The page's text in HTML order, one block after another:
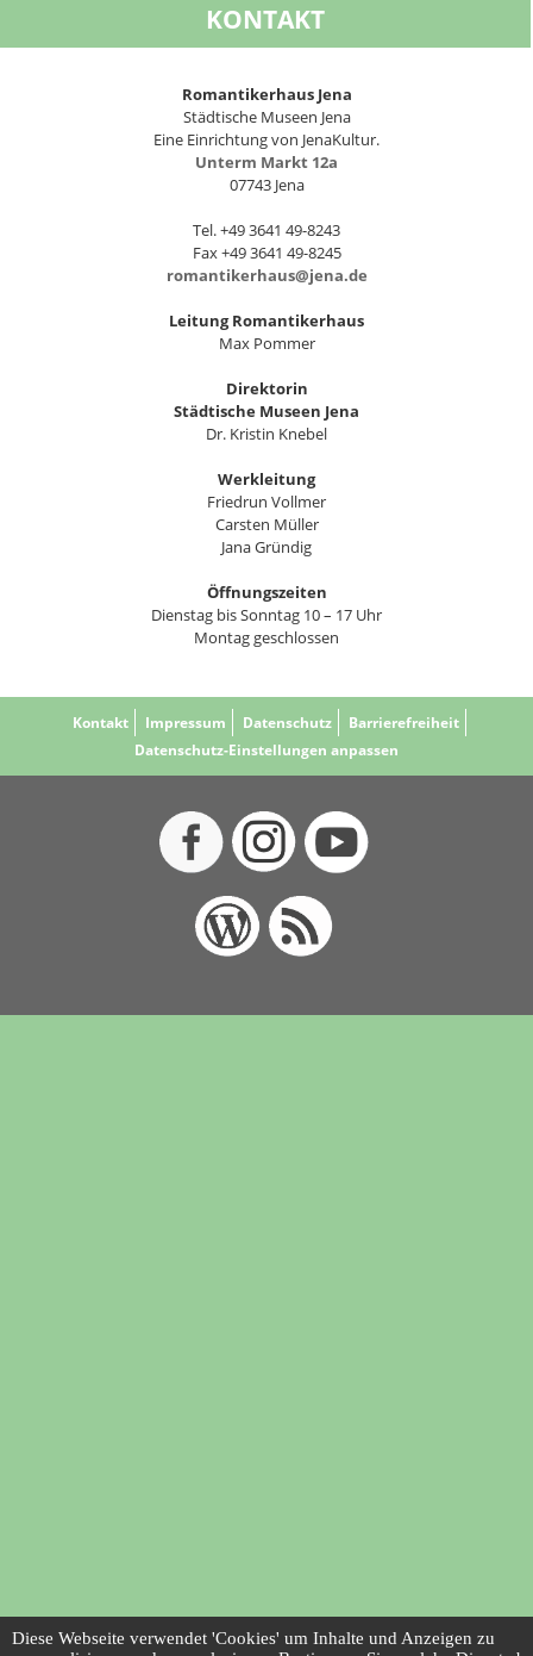
KONTAKT
Romantikerhaus Jena
Städtische Museen Jena
Eine Einrichtung von JenaKultur.
Unterm Markt 12a
07743 Jena
Tel. +49 3641 49-8243
Fax +49 3641 49-8245
romantikerhaus@jena.de
Leitung Romantikerhaus
Max Pommer
Direktorin
Städtische Museen Jena
Dr. Kristin Knebel
Werkleitung
Friedrun Vollmer
Carsten Müller
Jana Gründig
Öffnungszeiten
Dienstag bis Sonntag 10 – 17 Uhr
Montag geschlossen
Kontakt Impressum Datenschutz
Barrierefreiheit
Datenschutz-Einstellungen anpassen
Diese Webseite verwendet 'Cookies' um Inhalte und Anzeigen zu